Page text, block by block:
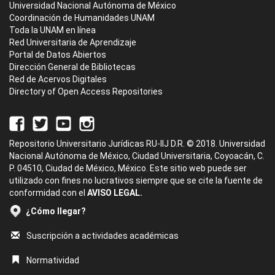
Universidad Nacional Autónoma de México
Coordinación de Humanidades UNAM
Toda la UNAM en línea
Red Universitaria de Aprendizaje
Portal de Datos Abiertos
Dirección General de Bibliotecas
Red de Acervos Digitales
Directory of Open Access Repositories
Repositorio Universitario Jurídicas RU-IIJ D.R. © 2018. Universidad
Nacional Autónoma de México, Ciudad Universitaria, Coyoacán, C.
P. 04510, Ciudad de México, México. Este sitio web puede ser
utilizado con fines no lucrativos siempre que se cite la fuente de
conformidad con el AVISO LEGAL.
¿Cómo llegar?
Suscripción a actividades académicas
Normatividad